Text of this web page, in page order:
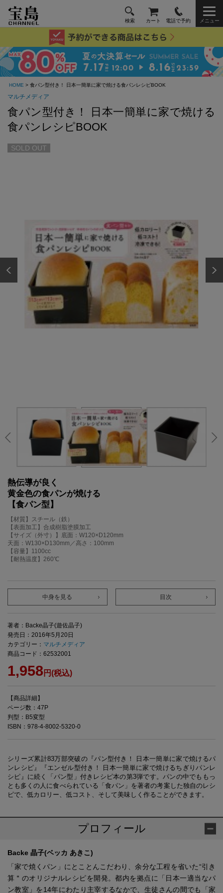
検索 カート 電話で予約 メニュー
HOME > 食パン型付き！ 日本一簡単に家で焼ける食パンレシピBOOK
マルチメディア
食パン型付き！ 日本一簡単に家で焼ける
食パンレシピBOOK
SOLD OUT
熱伝導が良く
黄金色の食パンが焼ける
【食パン型】
【材質】スチール（鉄）
【表面加工】合成樹脂塗膜加工
【サイズ（外寸）】底面：W120×D120mm
天面：W130×D130mm／高さ：100mm
【容量】1100cc
【耐熱温度】260℃
中身を見る 目次
著者：Backe晶子(遊佐晶子)
発売日：2016年5月20日
カテゴリー： マルチメディア
商品コード：62532001
1,958円(税込)
【商品詳細】
ページ数：47P
判型：B5変型
ISBN：978-4-8002-5320-0
シリーズ累計83万部突破の『パン型付き！ 日本一簡単に家で焼けるパ
ンレシピ』『エンゼル型付き！ 日本一簡単に家で焼けるちぎりパンレ
シピ』に続く「パン型」付きレシピ本の第3弾です。パンの中でももっ
とも多くの人に食べられている「食パン」を著者の考案した独自のレシ
ピで、低カロリー、低コスト、そして美味しく作ることができます。
プロフィール
Backe 晶子(ベッカ あきこ)
「家で焼くパン」にとことんこだわり、余分な工程を省いた“引き
算＂のオリジナルレシピを開発。都内を拠点に「日本一適当なパ
ン教室」を14年にわたり主宰するなかで、生徒さんの間でも「家